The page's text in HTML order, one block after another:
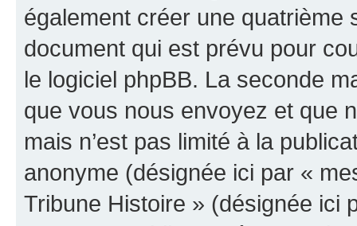
également créer une
document qui est prévu pour
le logiciel phpBB. La seconde
que vous nous envoyez et que
mais n’est pas limité à la
anonyme (désignée ici par «
Tribune Histoire » (désignée ici